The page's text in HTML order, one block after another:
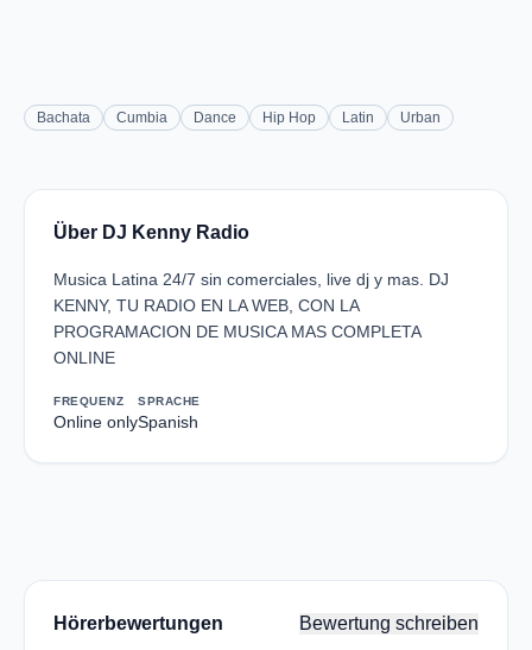
Bachata Cumbia Dance Hip Hop Latin Urban
Über DJ Kenny Radio
Musica Latina 24/7 sin comerciales, live dj y mas. DJ
KENNY, TU RADIO EN LA WEB, CON LA
PROGRAMACION DE MUSICA MAS COMPLETA
ONLINE
FREQUENZ
Online only
SPRACHE
Spanish
Hörerbewertungen Bewertung schreiben